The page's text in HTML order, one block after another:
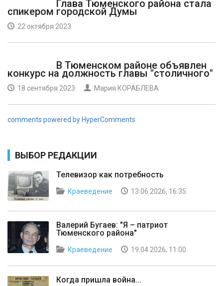
Глава Тюменского района стала
спикером городской Думы
22 октября 2023
В Тюменском районе объявлен
конкурс на должность главы "столичного"
18 сентября 2023 Мария КОРАБЛЕВА
comments powered by HyperComments
ВЫБОР РЕДАКЦИИ
Телевизор как потребность
Краеведение 13.06.2026, 16:35
Валерий Бугаев: "Я – патриот
Тюменского района"
Краеведение 19.04.2026, 11:00
Когда пришла война...